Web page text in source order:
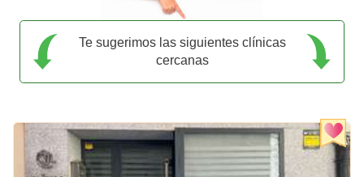
Te sugerimos las siguientes clínicas
cercanas